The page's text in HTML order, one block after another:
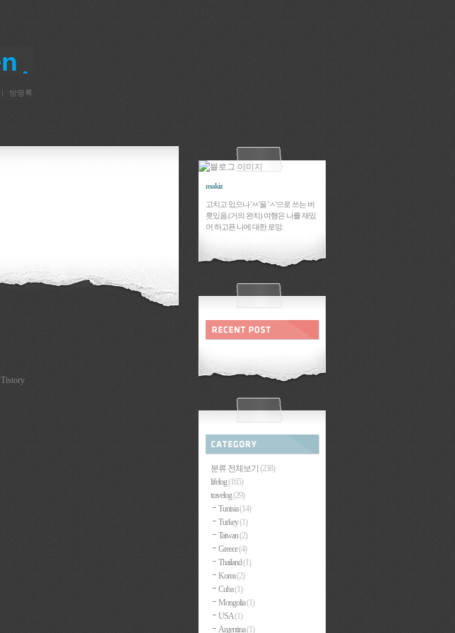
방명록
Tistory
makiz
고치고 있으나 'ㅆ'을 'ㅅ'으로 쓰는 버
릇있음.(거의 완치) 여행은 나를 재밌
어 하고픈 나에 대한 로망.
분류 전체보기 (238)
lifelog(165)
travelog(29)
Tunisia(14)
Turkey(1)
Taiwan(2)
Greece(4)
Thailand(1)
Korea(2)
Cuba(1)
Mongolia(1)
USA(1)
Argentina(1)